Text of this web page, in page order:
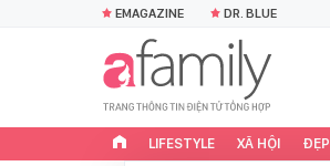
EMAGAZINE DR. BLUE
LIFESTYLE XÃ HỘI ĐẸP